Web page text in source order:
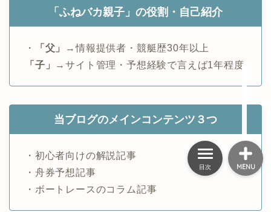
「ふねバカ親子」の役割・自己紹介
・ 「父」
→情報提供者・競艇歴30年以上
「子」
→サイト管理・予想経験で言えば1年程度
当ブログのメインコンテンツ３つ
・初心者向けの解説記事
・舟券予想記事
・ボートレースのコラム記事
MENU
舟券の買い方
初心者向け
便利ツール
目次